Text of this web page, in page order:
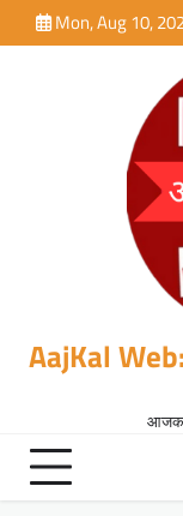
to
Mon, Aug 10,
AajKal